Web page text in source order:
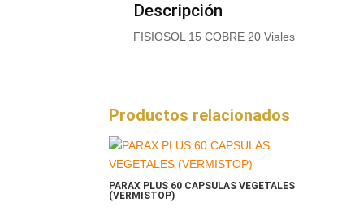
Descripción
FISIOSOL 15 COBRE 20 Viales
Productos relacionados
PARAX PLUS 60 CAPSULAS VEGETALES
(VERMISTOP)